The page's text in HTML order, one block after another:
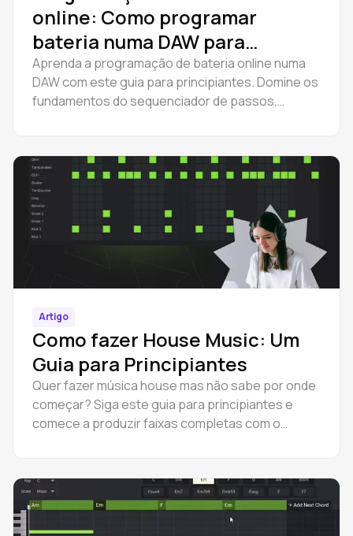
online: Como programar
bateria numa DAW para
iniciantes
Aprenda a programação de bateria online numa
DAW com este guia para principiantes. Domine os
fundamentos do sequenciador de passos,
Artigo
Como fazer House Music: Um
Guia para Principiantes
Quer fazer música house mas não sabe por onde
começar? Siga este guia para principiantes e
comece a produzir faixas completas com o